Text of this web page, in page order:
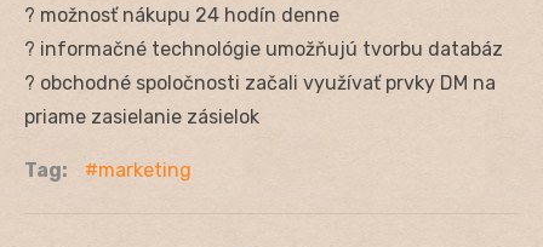
? možnosť nákupu 24 hodín denne
? informačné technológie umožňujú tvorbu databáz
? obchodné spoločnosti začali využívať prvky DM na
priame zasielanie zásielok
Tag: marketing